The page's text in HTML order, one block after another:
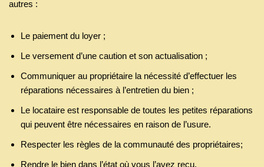
autres :
Le paiement du loyer ;
Le versement d’une caution et son actualisation ;
Communiquer au propriétaire la nécessité d’effectuer les
réparations nécessaires à l’entretien du bien ;
Le locataire est responsable de toutes les petites réparations
qui peuvent être nécessaires en raison de l’usure.
Respecter les règles de la communauté des propriétaires;
Rendre le bien dans l’état où vous l’avez reçu.